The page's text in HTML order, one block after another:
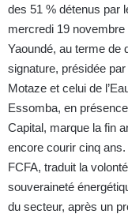
des 51 % détenus par
mercredi 19
Yaoundé, au terme de
signature, présidée
Motaze et celui de
Essomba, en
Capital, marque la fin
encore courir cinq ans.
FCFA, traduit la
souveraineté
du secteur, après un